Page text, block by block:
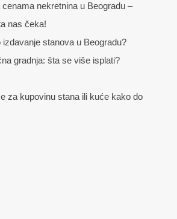
nekretnina u Beogradu –
nas čeka!
izdavanje stanova u Beogradu?
gradnja: šta se više isplati?
za kupovinu stana ili kuće kako do